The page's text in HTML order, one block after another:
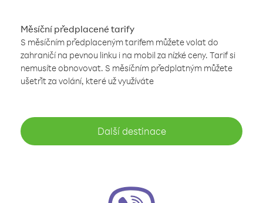
Měsíční předplacené tarify
S měsíčním předplaceným tarifem můžete volat do
zahraničí na pevnou linku i na mobil za nízké ceny. Tarif si
nemusíte obnovovat. S měsíčním předplatným můžete
ušetřit za volání, které už využíváte
Další destinace